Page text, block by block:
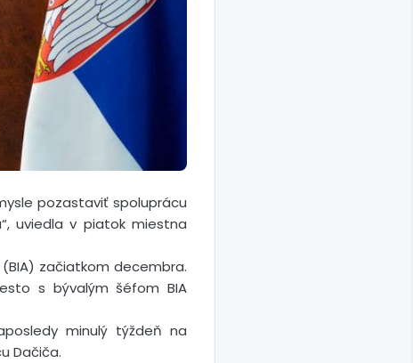
pozastaviť spoluprácu
uviedla v piatok miestna
začiatkom decembra.
s bývalým šéfom BIA
minulý týždeň na
Dačiča.